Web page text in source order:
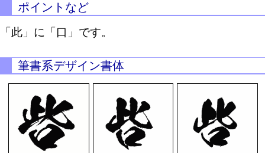
ポイントなど
「此」に「口」です。
筆書系デザイン書体